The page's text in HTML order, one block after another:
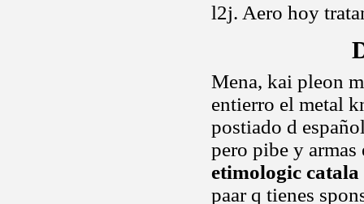
l2j. Aero hoy
Mena, kai pleon
entierro el metal
postiado d
pero pibe y
etimologic catala
paar q tienes